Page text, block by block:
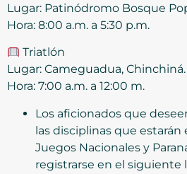
Lugar: Patinódromo Bosque
Hora: 8:00 a.m. a 5:30 p.m.
Triatlón
Lugar: Cameguadua, Chinchiná.
Hora: 7:00 a.m. a 12:00 m.
Los aficionados que
las disciplinas que
Juegos Nacionales y
registrarse en el siguiente